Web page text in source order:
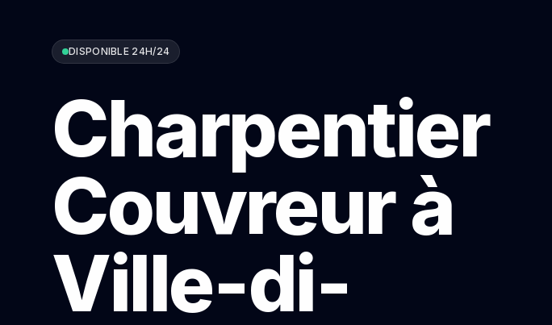
DISPONIBLE 24H/24
Charpentier
Couvreur à
Ville-di-